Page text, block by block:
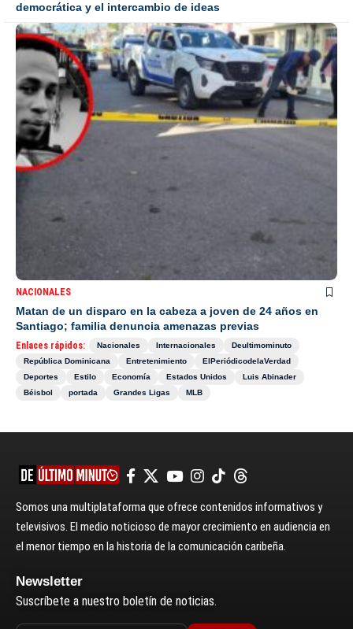
democrática y el intercambio de ideas
NACIONALES
Matan de un disparo en la cabeza a joven de 24 años en
Santiago; familia denuncia amenazas previas
Enlaces rápidos: Nacionales Internacionales
Deultimominuto
República Dominicana
Entretenimiento
ElPeriódicodelaVerdad
Deportes
Estilo Economía Estados Unidos
Luis Abinader
Béisbol
portada Grandes Ligas MLB
Somos una multiplataforma que ofrece contenidos informativos y
televisivos. El medio noticioso de mayor crecimiento en audiencia en
el menor tiempo en la historia de la comunicación caribeña.
Newsletter
Suscríbete a nuestro boletín de noticias.